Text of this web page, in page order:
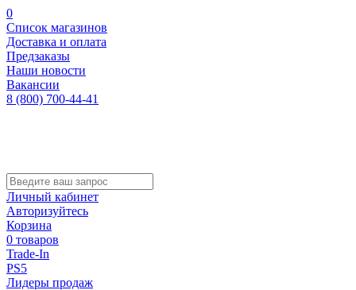
0
Список магазинов
Доставка и оплата
Предзаказы
Наши новости
Вакансии
8 (800) 700-44-41
Личный кабинет
Авторизуйтесь
Корзина
0 товаров
Trade-In
PS5
Лидеры продаж